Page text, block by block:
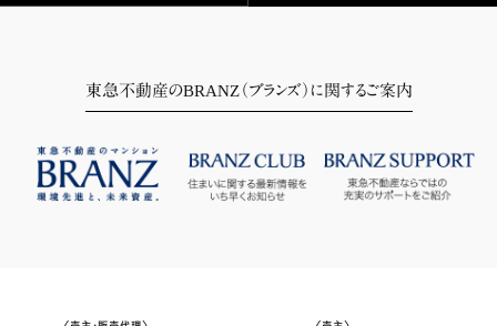
東急不動産のBRANZ（ブランズ）に関するご案内